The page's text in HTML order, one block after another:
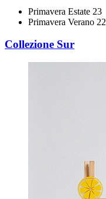
Primavera Estate 23
Primavera Verano 22
Collezione Sur